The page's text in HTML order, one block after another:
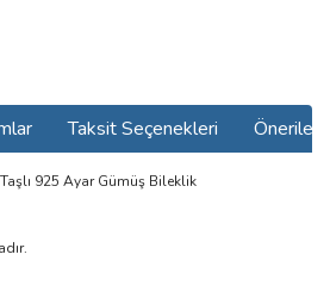
Taksit Seçenekleri
925 Ayar Gümüş Bileklik